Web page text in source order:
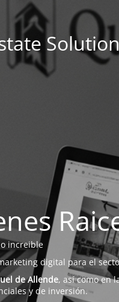
increible
digital para el
de Allende, así como en
y de inversión.